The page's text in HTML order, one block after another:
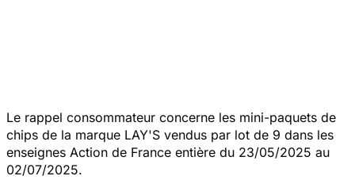
Le rappel consommateur concerne les mini-paquets de
chips de la marque LAY'S vendus par lot de 9 dans les
enseignes Action de France entière du 23/05/2025 au
02/07/2025.